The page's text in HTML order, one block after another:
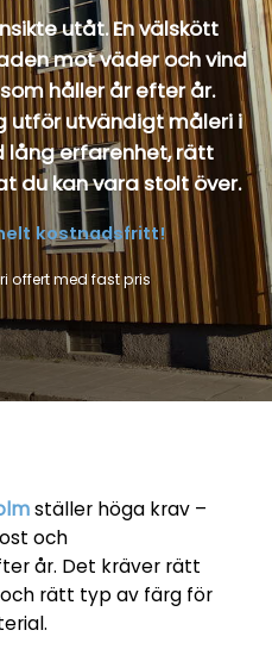
utåt. En välskött
mot väder och vind
håller år efter år.
utför utvändigt måleri i
lång erfarenhet, rätt
du kan vara stolt över.
kostnadsfritt!
offert med fast pris
ställer höga krav –
och
år. Det kräver rätt
rätt typ av färg för